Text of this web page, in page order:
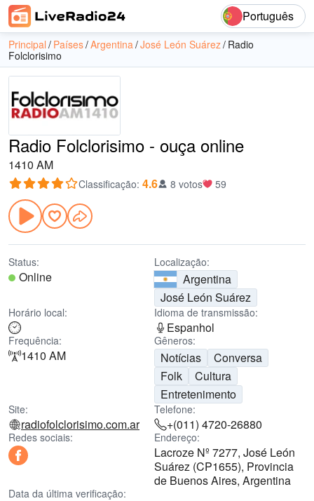
Português
Principal Países Argentina José León Suárez Radio
Folclorisimo
Radio Folclorisimo - ouça online
1410 AM
Classificação: 4.6 8 votos 59
Status:
Online
Localização:
Argentina
José León Suárez
Horário local: Idioma de transmissão:
Espanhol
Frequência:
1410 AM
Gêneros:
Notícias
Conversa
Folk
Cultura
Entretenimento
Site:
radiofolclorisimo.com.ar
Telefone:
+(011) 4720-26880
Redes sociais: Endereço:
Lacroze Nº 7277, José León
Suárez (CP1655), Provincia
de Buenos Aires, Argentina
Data da última verificação: